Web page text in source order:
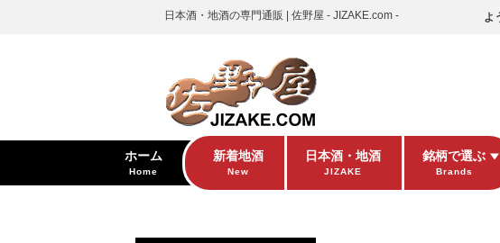
日本酒・地酒の専門通販 | 佐野屋 - JIZAKE.com - よ
ホーム
Home
新着地酒
New
日本酒・地酒
JIZAKE
銘柄で選ぶ
Brands